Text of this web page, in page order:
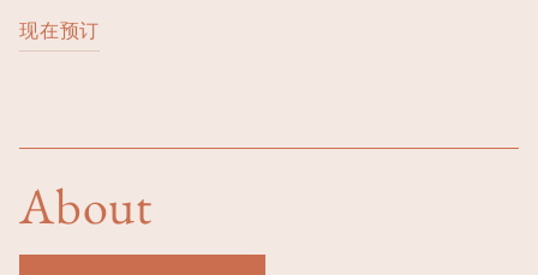
现在预订
About